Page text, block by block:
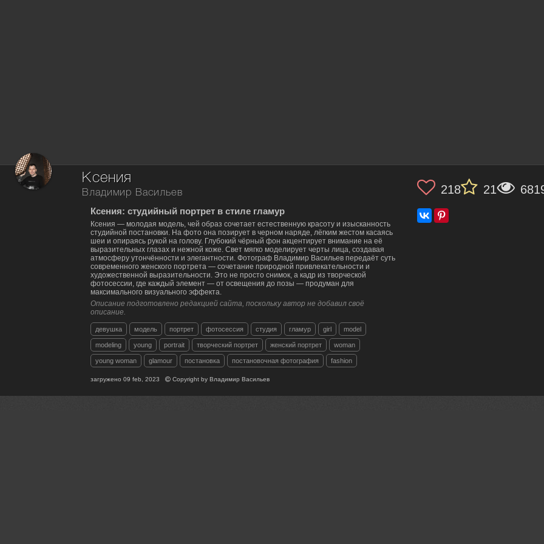
Ксения
Владимир Васильев
Ксения: студийный портрет в стиле гламур
Ксения — молодая модель, чей образ сочетает естественную красоту и изысканность
студийной постановки. На фото она позирует в черном наряде, лёгким жестом касаясь
шеи и опираясь рукой на голову. Глубокий чёрный фон акцентирует внимание на её
выразительных глазах и нежной коже. Свет мягко моделирует черты лица, создавая
атмосферу утончённости и элегантности. Фотограф Владимир Васильев передаёт суть
современного женского портрета — сочетание природной привлекательности и
художественной выразительности. Это не просто снимок, а кадр из творческой
фотосессии, где каждый элемент — от освещения до позы — продуман для
максимального визуального эффекта.
Описание подготовлено редакцией сайта, поскольку автор не добавил своё
описание.
девушка модель портрет фотосессия студия гламур girl model
modeling young portrait творческий портрет женский портрет woman
young woman glamour постановка постановочная фотография fashion
загружено09 feb, 2023 Copyright byВладимир Васильев
218 21